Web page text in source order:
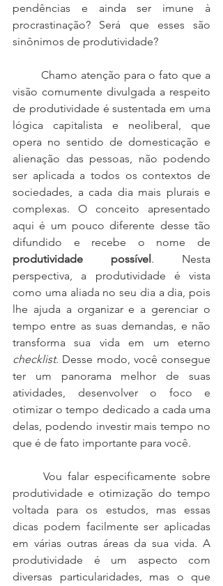
pendências e ainda ser imune à
procrastinação? Será que esses são
sinônimos de produtividade?
visão comumente divulgada a respeito
de produtividade é sustentada em uma
lógica capitalista e neoliberal, que
opera no sentido de domesticação e
alienação das pessoas, não podendo
ser aplicada a todos os contextos de
sociedades, a cada dia mais plurais e
complexas. O conceito apresentado
aqui é um pouco diferente desse tão
produtividade possível. Nesta
perspectiva, a produtividade é vista
como uma aliada no seu dia a dia, pois
lhe ajuda a organizar e a gerenciar o
tempo entre as suas demandas, e não
checklist. Desse modo, você consegue
ter um panorama melhor de suas
atividades, desenvolver o foco e
otimizar o tempo dedicado a cada uma
delas, podendo investir mais tempo no
que é de fato importante para você.
produtividade e otimização do tempo
voltada para os estudos, mas essas
dicas podem facilmente ser aplicadas
em várias outras áreas da sua vida. A
produtividade é um aspecto com
diversas particularidades, mas o que